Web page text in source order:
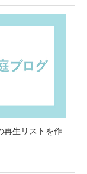
再生リストを作